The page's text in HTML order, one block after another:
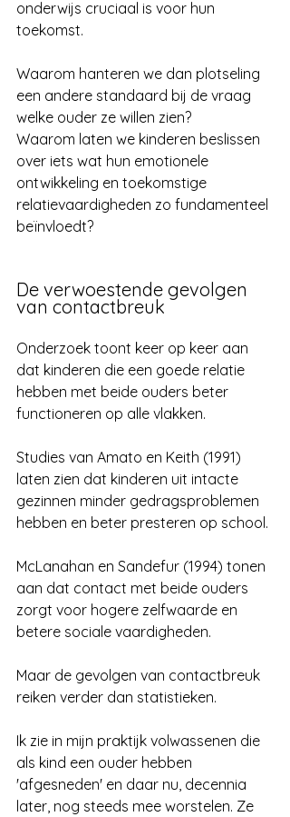
onderwijs cruciaal is voor hun
toekomst.
Waarom hanteren we dan plotseling
een andere standaard bij de vraag
welke ouder ze willen zien?
Waarom laten we kinderen beslissen
over iets wat hun emotionele
ontwikkeling en toekomstige
relatievaardigheden zo fundamenteel
beïnvloedt?
De verwoestende gevolgen
van contactbreuk
Onderzoek toont keer op keer aan
dat kinderen die een goede relatie
hebben met beide ouders beter
functioneren op alle vlakken.
Studies van Amato en Keith (1991)
laten zien dat kinderen uit intacte
gezinnen minder gedragsproblemen
hebben en beter presteren op school.
McLanahan en Sandefur (1994) tonen
aan dat contact met beide ouders
zorgt voor hogere zelfwaarde en
betere sociale vaardigheden.
Maar de gevolgen van contactbreuk
reiken verder dan statistieken.
Ik zie in mijn praktijk volwassenen die
als kind een ouder hebben
'afgesneden' en daar nu, decennia
later, nog steeds mee worstelen. Ze